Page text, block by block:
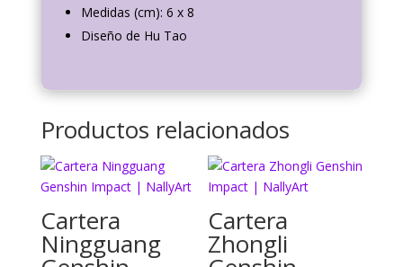
Medidas (cm): 6 x 8
Diseño de Hu Tao
Productos relacionados
Cartera
Ningguang
Cartera
Zhongli